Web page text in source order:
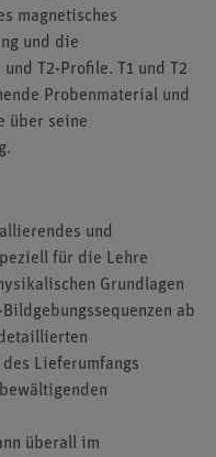
magnetisches
und die
T2-Profile. T1 und T2
Probenmaterial und
über seine
und
für die Lehre
Grundlagen
ab
Lieferumfangs
überall im